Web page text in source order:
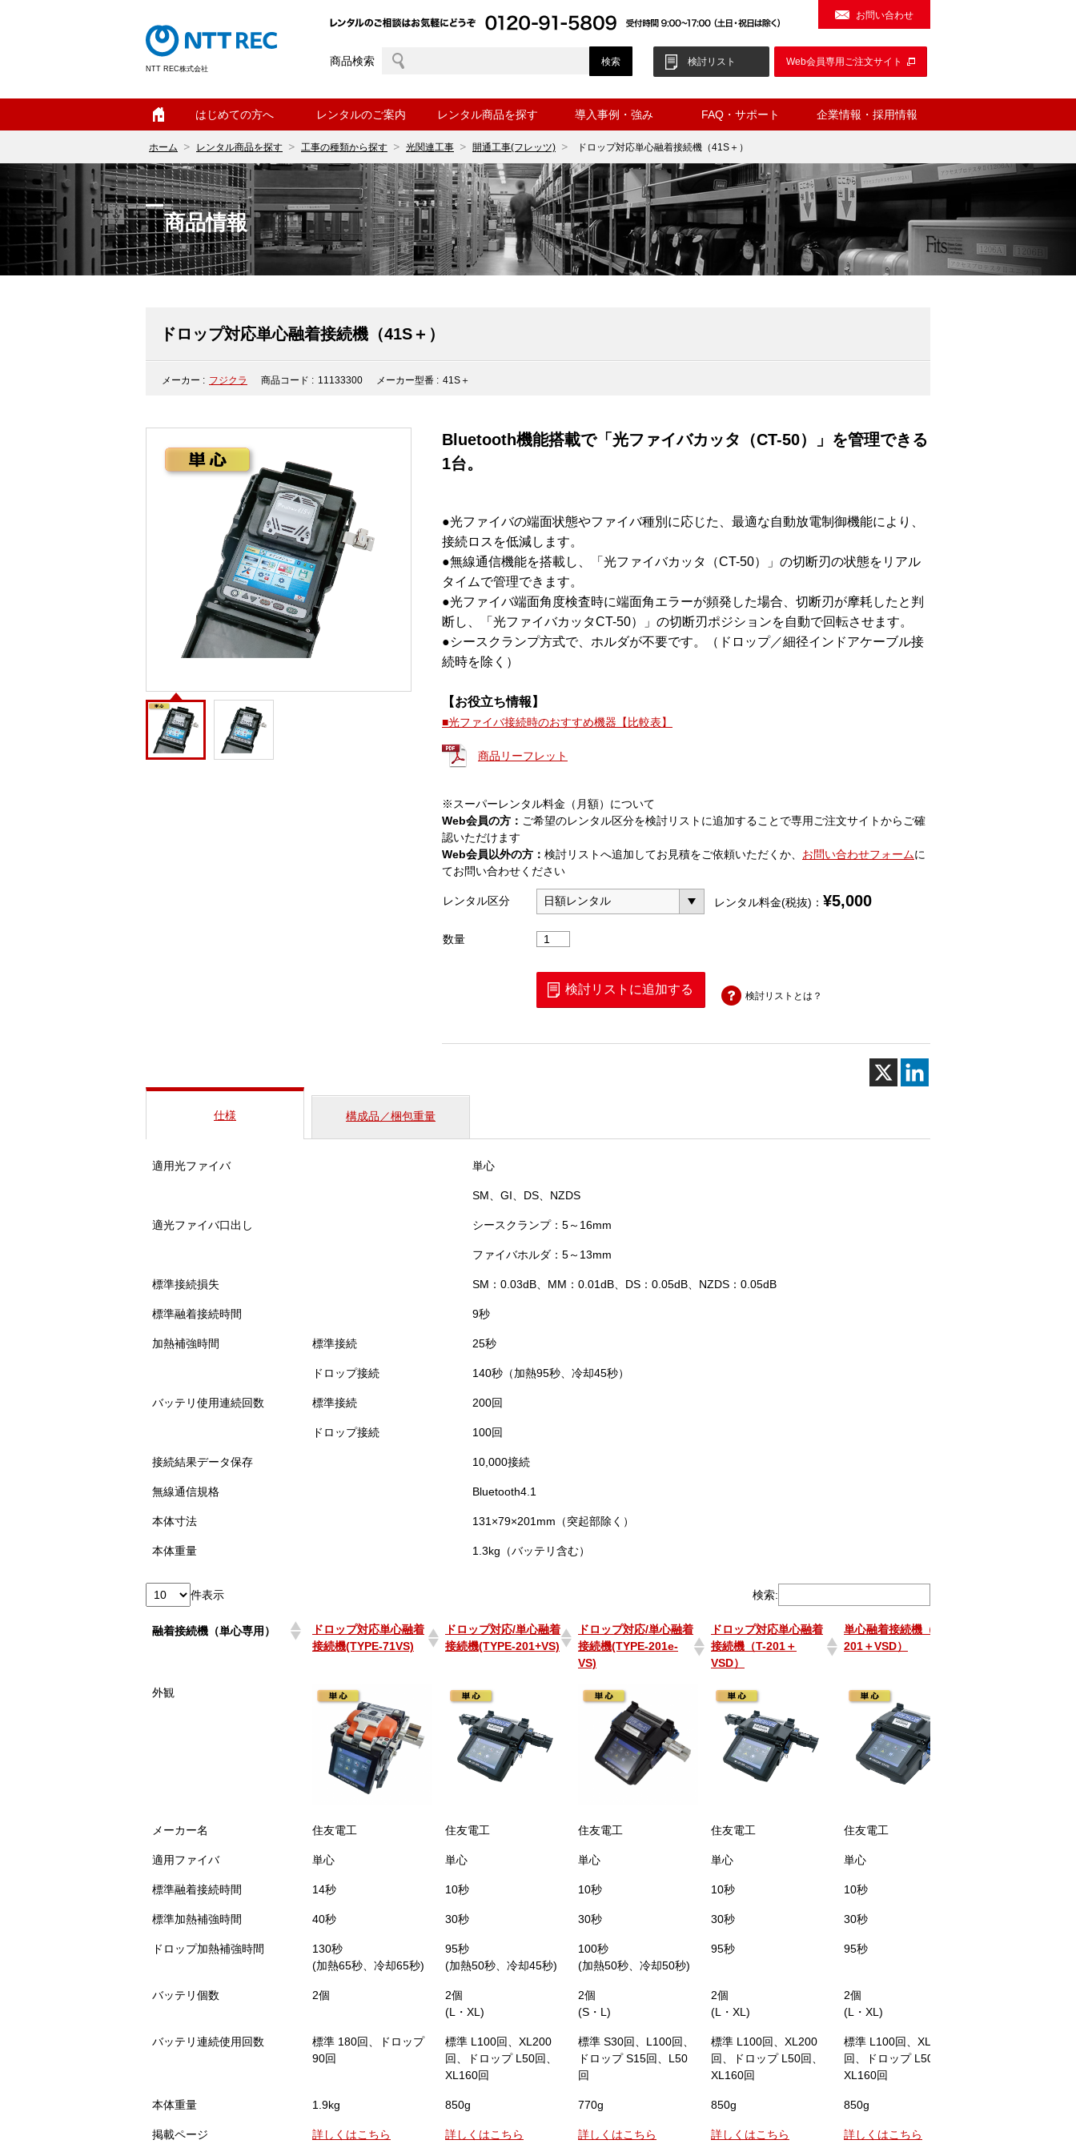
NTT REC株式会社
お問い合わせ
商品検索 検討リスト Web会員専用ご注文サイト
はじめての方へ レンタルのご案内 レンタル商品を探す 導入事例・強み FAQ・サポート 企業情報・採用情報
ホーム レンタル商品を探す 工事の種類から探す 光関連工事 開通工事(フレッツ) ドロップ対応単心融着接続機（41S＋）
商品情報
ドロップ対応単心融着接続機（41S＋）
メーカー : フジクラ 商品コード : 11133300 メーカー型番 : 41S＋
Bluetooth機能搭載で「光ファイバカッタ（CT-50）」を管理できる
1台。
●光ファイバの端面状態やファイバ種別に応じた、最適な自動放電制御機能により、
接続ロスを低減します。
●無線通信機能を搭載し、「光ファイバカッタ（CT-50）」の切断刃の状態をリアル
タイムで管理できます。
●光ファイバ端面角度検査時に端面角エラーが頻発した場合、切断刃が摩耗したと判
断し、「光ファイバカッタCT-50）」の切断刃ポジションを自動で回転させます。
●シースクランプ方式で、ホルダが不要です。（ドロップ／細径インドアケーブル接
続時を除く）
【お役立ち情報】
■光ファイバ接続時のおすすめ機器【比較表】
商品リーフレット
※スーパーレンタル料金（月額）について
Web会員の方： ご希望のレンタル区分を検討リストに追加することで専用ご注文サイトからご確
認いただけます
Web会員以外の方： 検討リストへ追加してお見積をご依頼いただくか、 お問い合わせフォームに
てお問い合わせください
レンタル区分 レンタル料金(税抜)： ¥5,000
数量
ド
ッ
対
機
個
検討リストに追加する 検討リストとは？
仕様 構成品／梱包重量
適用光ファイバ 単心
SM、GI、DS、NZDS
適光ファイバ口出し シースクランプ：5～16mm
ファイバホルダ：5～13mm
標準接続損失 SM：0.03dB、MM：0.01dB、DS：0.05dB、NZDS：0.05dB
標準融着接続時間 9秒
加熱補強時間 標準接続 25秒
ドロップ接続 140秒（加熱95秒、冷却45秒）
バッテリ使用連続回数 標準接続 200回
ドロップ接続 100回
接続結果データ保存 10,000接続
無線通信規格 Bluetooth4.1
本体寸法 131×79×201mm（突起部除く）
本体重量 1.3kg（バッテリ含む）
件表示 検索:
融着接続機（単心専用）
ドロップ対応単心融着
接続機(TYPE-71VS)
ドロップ対応/単心融着
接続機(TYPE-201+VS)
ドロップ対応/単心融着
接続機(TYPE-201e-
VS)
ドロップ対応単心融着
接続機（T-201＋
VSD）
単心融着接続機（T-
201＋VSD）
融着接続機（単心専用）
接続機(TYPE-71VS)
接続機(TYPE-201+VS)
接続機(TYPE-201e-
接続機（T-201＋
VSD）
201＋VSD）
外観
メーカー名 住友電工 住友電工 住友電工 住友電工 住友電工
適用ファイバ 単心 単心 単心 単心 単心
標準融着接続時間 14秒 10秒 10秒 10秒 10秒
標準加熱補強時間 40秒 30秒 30秒 30秒 30秒
ドロップ加熱補強時間
130秒
(加熱65秒、冷却65秒)
95秒
(加熱50秒、冷却45秒)
100秒
(加熱50秒、冷却50秒)
95秒 95秒
バッテリ個数 2個
2個
(L・XL)
2個
(S・L)
2個
(L・XL)
2個
(L・XL)
バッテリ連続使用回数
標準 180回、ドロップ
90回
標準 L100回、XL200
回、ドロップ L50回、
XL160回
標準 S30回、L100回、
ドロップ S15回、L50
回
標準 L100回、XL200
回、ドロップ L50回、
XL160回
標準 L100回、XL200
回、ドロップ L50回、
XL160回
本体重量 1.9kg 850g 770g 850g 850g
掲載ページ 詳しくはこちら 詳しくはこちら 詳しくはこちら 詳しくはこちら 詳しくはこちら